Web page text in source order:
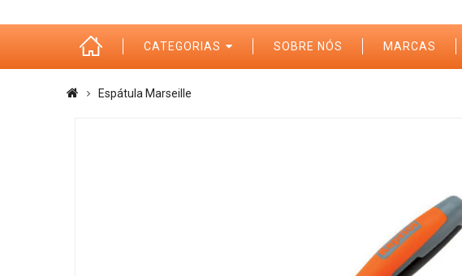
CATEGORIAS SOBRE NÓS MARCAS
Espátula Marseille